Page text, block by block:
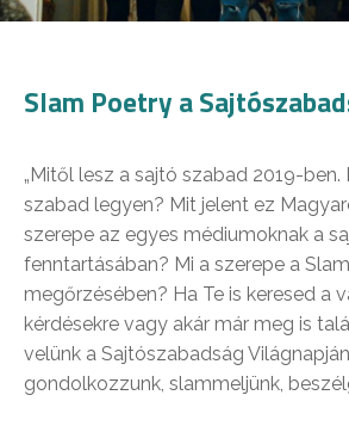
Slam Poetry a
„Mitől lesz a sajtó szabad 2019-ben.
szabad legyen? Mit jelent ez
szerepe az egyes médiumoknak a
fenntartásában? Mi a szerepe a
megőrzésében? Ha Te is keresed a
kérdésekre vagy akár már meg is
velünk a Sajtószabadság
gondolkozzunk, slammeljünk,